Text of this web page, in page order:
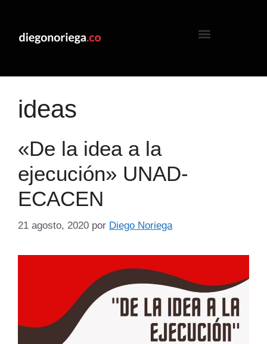
ideas
«De la idea a la
ejecución» UNAD-
ECACEN
21 agosto, 2020 por Diego Noriega